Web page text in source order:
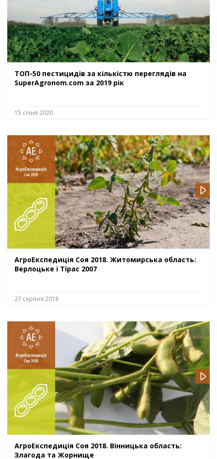
ТОП-50 пестицидів за кількістю переглядів на
SuperAgronom.com за 2019 рік
15 січня 2020
АгроЕкспедиція Соя 2018. Житомирська область:
Верлоцьке і Тірас 2007
27 серпня 2018
АгроЕкспедиція Соя 2018. Вінницька область:
Злагода та Жорнище